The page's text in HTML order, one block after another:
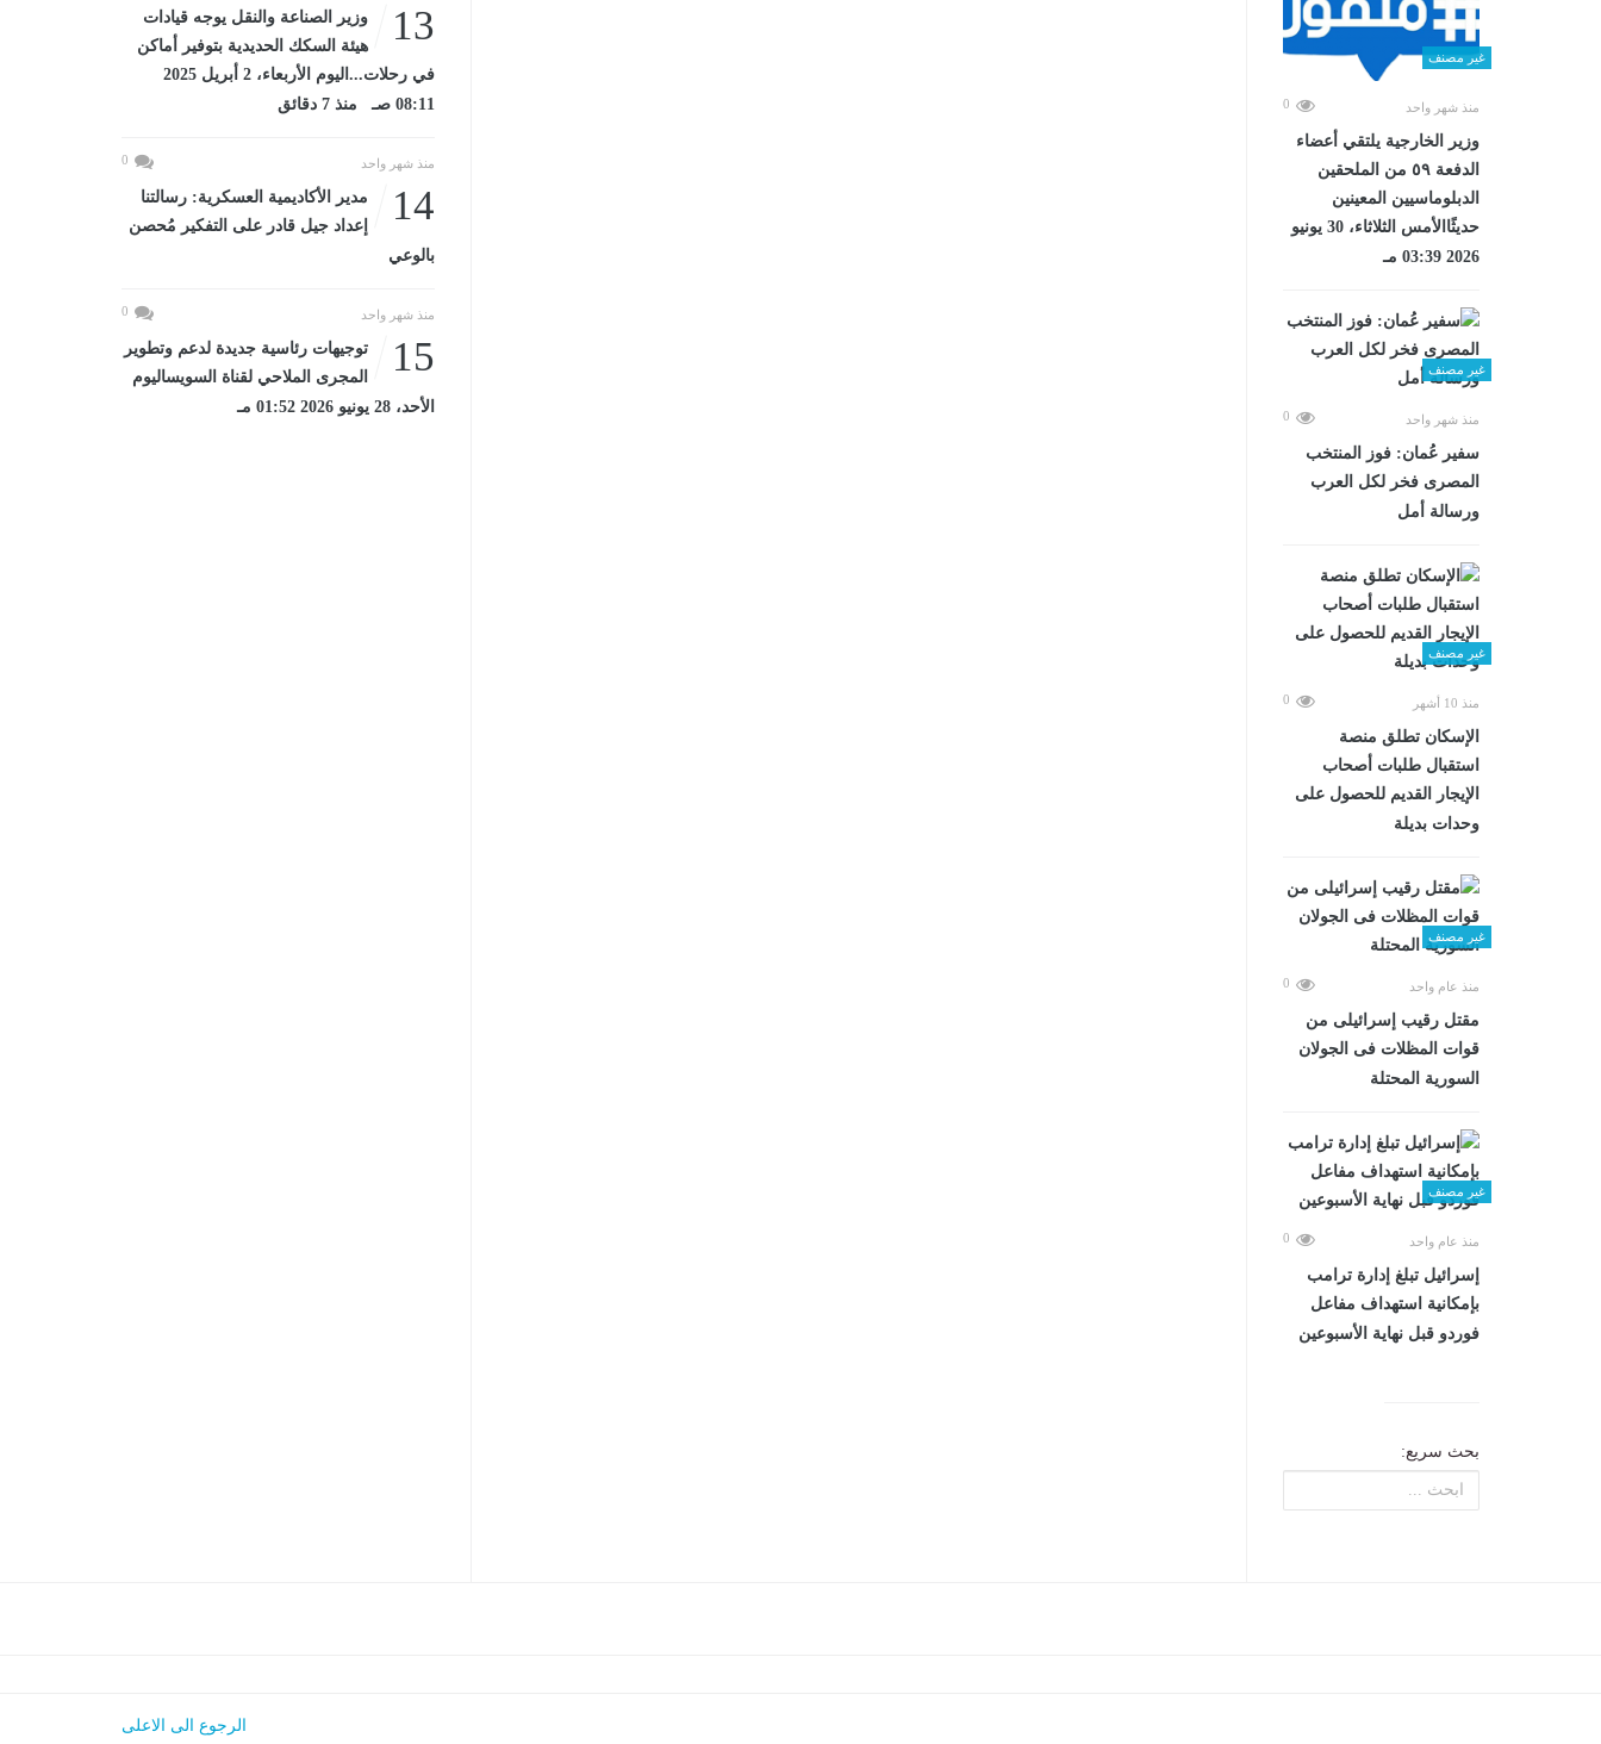
غير مصنف
منذ شهر واحد 0
وزير الخارجية يلتقي أعضاء
الدفعة ٥٩ من الملحقين
الدبلوماسيين المعينين
حديثًاالأمس الثلاثاء، 30 يونيو
2026 03:39 مـ
غير مصنف
منذ شهر واحد 0
سفير عُمان: فوز المنتخب
المصرى فخر لكل العرب
ورسالة أمل
غير مصنف
منذ 10 أشهر 0
الإسكان تطلق منصة
استقبال طلبات أصحاب
الإيجار القديم للحصول على
وحدات بديلة
غير مصنف
منذ عام واحد 0
مقتل رقيب إسرائيلى من
قوات المظلات فى الجولان
السورية المحتلة
غير مصنف
منذ عام واحد 0
إسرائيل تبلغ إدارة ترامب
بإمكانية استهداف مفاعل
فوردو قبل نهاية الأسبوعين
بحث سريع:
13
وزير الصناعة والنقل يوجه قيادات
هيئة السكك الحديدية بتوفير أماكن
في رحلات...اليوم الأربعاء، 2 أبريل 2025
08:11 صـ منذ 7 دقائق
منذ شهر واحد 0
14
مدير الأكاديمية العسكرية: رسالتنا
إعداد جيل قادر على التفكير مُحصن
بالوعي
منذ شهر واحد 0
15
توجيهات رئاسية جديدة لدعم وتطوير
المجرى الملاحي لقناة السويساليوم
الأحد، 28 يونيو 2026 01:52 مـ
الرجوع الى الاعلى